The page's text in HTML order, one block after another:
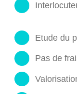
Etude du
Pas de